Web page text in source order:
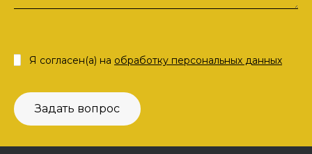
Задать вопрос
Я согласен(а) на обработку персональных данных